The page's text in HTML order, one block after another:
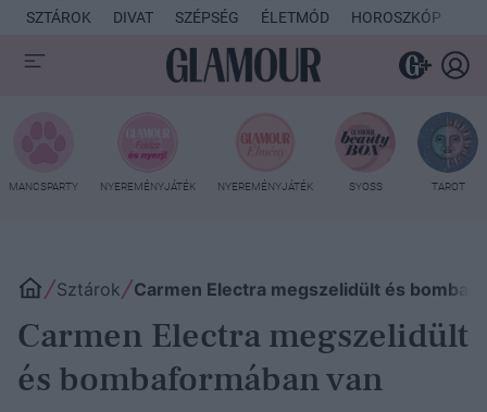
SZTÁROK DIVAT SZÉPSÉG ÉLETMÓD HOROSZKÓP
MANCSPARTY NYEREMÉNYJÁTÉK NYEREMÉNYJÁTÉK SYOSS TAROT
Sztárok Carmen Electra megszelidült és
Carmen Electra megszelidült
és bombaformában van